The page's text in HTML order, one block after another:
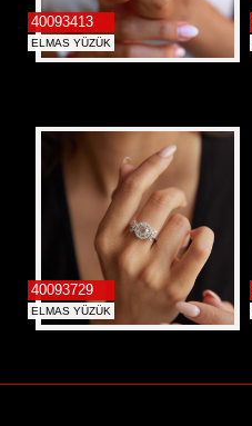
40093413
ELMAS YÜZÜK
40093729
ELMAS YÜZÜK